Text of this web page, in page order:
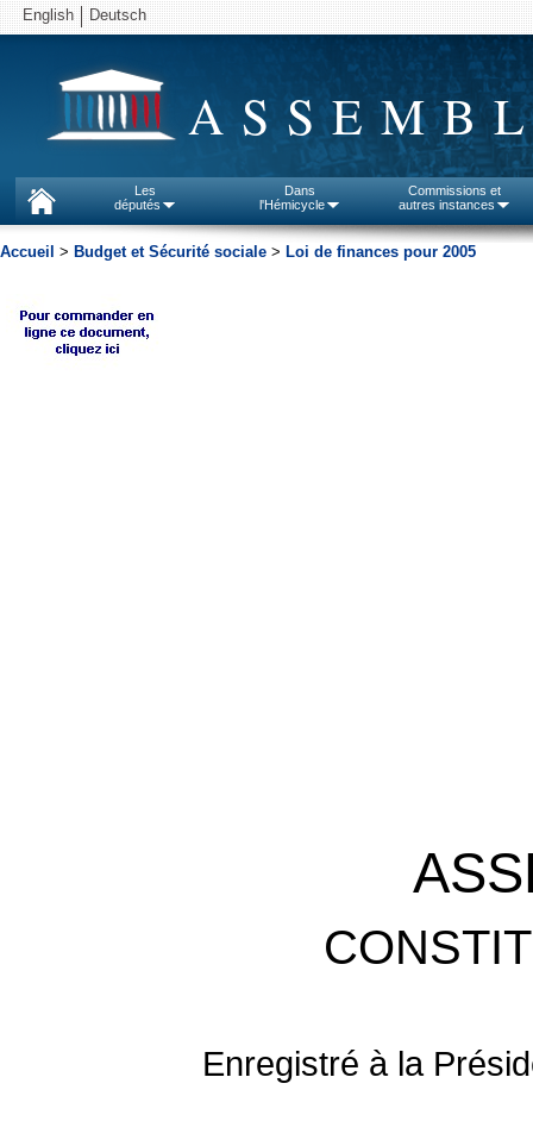
English Deutsch
Les
députés
Dans
l'Hémicycle
Commissions et
autres instances
Accueil > Budget et Sécurité sociale > Loi de finances pour 2005
Enregistré à la